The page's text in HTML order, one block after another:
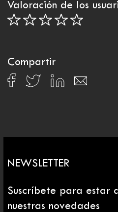
Valoración de los
Compartir
NEWSLETTER
Suscríbete para estar
nuestras novedades